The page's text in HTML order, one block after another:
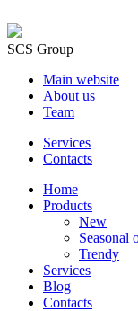
SCS Group
Main website
About us
Team
Services
Contacts
Home
Products
New
Seasonal
Trendy
Services
Blog
Сontacts